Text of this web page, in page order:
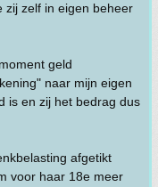
zij zelf in eigen beheer
geld
naar mijn eigen
is en zij het bedrag dus
afgetikt
voor haar 18e meer